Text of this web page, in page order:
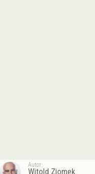
Autor:
Witold Ziomek